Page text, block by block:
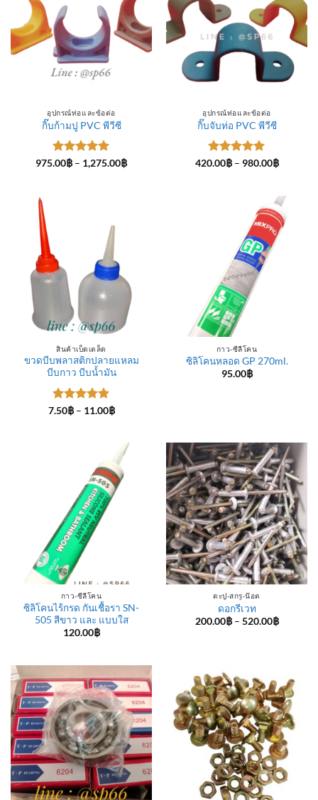
อุปกรณ์ท่อและข้อต่อ
กิ๊บก้ามปู PVC พีวีซี
ให้คะแนน
975.00฿ – 1,275.00฿Price
อุปกรณ์ท่อและข้อต่อ
กิ๊บจับท่อ PVC พีวีซี
ให้คะแนน
420.00฿ – 980.00฿Price
980.00฿
สินค้าเบ็ดเตล็ด
ขวดบีบพลาสติกปลายแหลม
บีบกาว บีบน้ำมัน
ให้คะแนน
7.50฿ – 11.00฿Price
11.00฿
กาว-ซีลีโคน
ซิลิโคนหลอด GP 270ml.
95.00฿
กาว-ซีลีโคน
ซิลิโคนไร้กรด กันเชื้อรา SN-
505 สีขาว และ แบบใส
120.00฿
ตะปู-สกรู-น๊อต
ดอกรีเวท
200.00฿ – 520.00฿Price